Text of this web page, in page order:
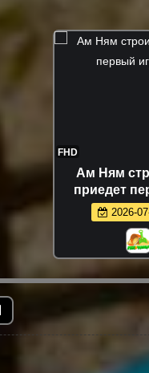
FHD
Ам Ням
приедет
2026-